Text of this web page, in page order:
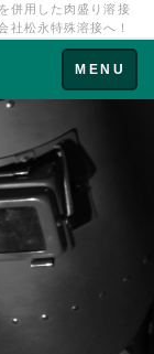
併用した肉盛り溶接
社松永特殊溶接へ！
Toggle
navigation
MENU